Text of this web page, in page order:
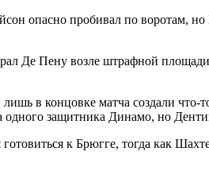
опасно пробивал по воротам,
Де Пену возле штрафной
в концовке матча создали
защитника Динамо, но
к Брюгге, тогда как